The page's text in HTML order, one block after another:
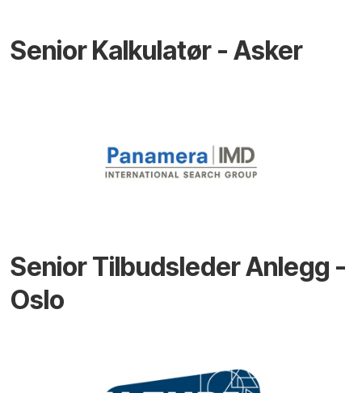
Senior Kalkulatør - Asker
Senior Tilbudsleder Anlegg -
Oslo